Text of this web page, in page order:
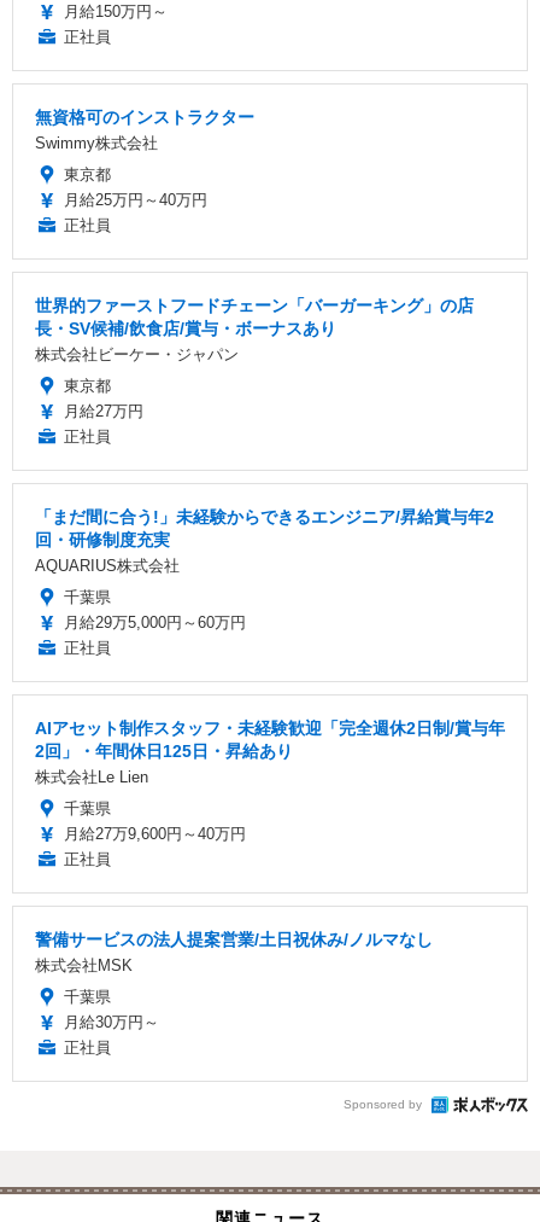
月給150万円～
正社員
無資格可のインストラクター
Swimmy株式会社
東京都
月給25万円～40万円
正社員
世界的ファーストフードチェーン「バーガーキング」の店
長・SV候補/飲食店/賞与・ボーナスあり
株式会社ビーケー・ジャパン
東京都
月給27万円
正社員
「まだ間に合う!」未経験からできるエンジニア/昇給賞与年2
回・研修制度充実
AQUARIUS株式会社
千葉県
月給29万5,000円～60万円
正社員
AIアセット制作スタッフ・未経験歓迎「完全週休2日制/賞与年
2回」・年間休日125日・昇給あり
株式会社Le Lien
千葉県
月給27万9,600円～40万円
正社員
警備サービスの法人提案営業/土日祝休み/ノルマなし
株式会社MSK
千葉県
月給30万円～
正社員
Sponsored by
関連ニュース